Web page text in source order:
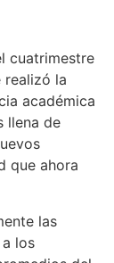
cuatrimestre
realizó la
académica
llena de
que ahora
las
los